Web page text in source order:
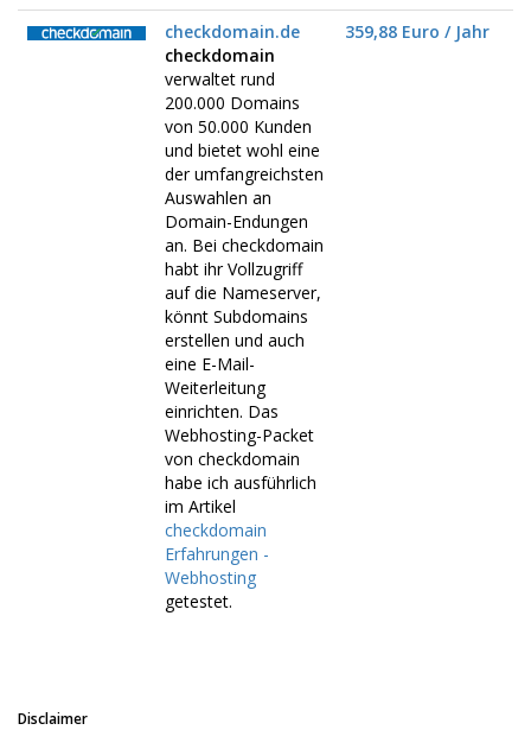
checkdomain.de
checkdomain
verwaltet rund
200.000 Domains
von 50.000 Kunden
und bietet wohl eine
der umfangreichsten
Auswahlen an
Domain-Endungen
an. Bei checkdomain
habt ihr Vollzugriff
auf die Nameserver,
könnt Subdomains
erstellen und auch
eine E-Mail-
Weiterleitung
einrichten. Das
Webhosting-Packet
von checkdomain
habe ich ausführlich
im Artikel
checkdomain
Erfahrungen -
Webhosting
getestet.
359,88 Euro / Jahr
Disclaimer